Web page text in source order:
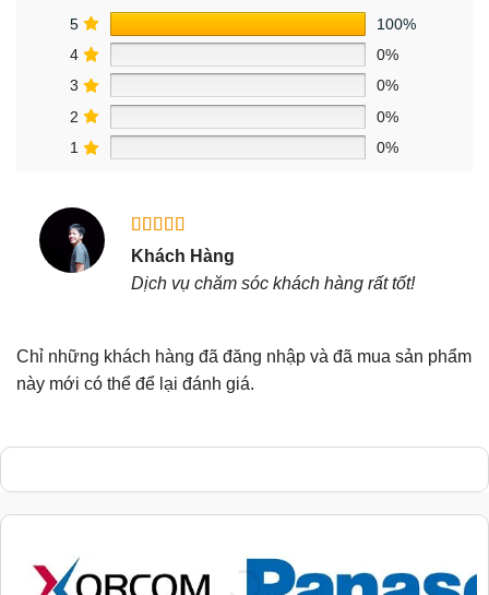
5
100%
4
0%
3
0%
2
0%
1
0%
Được xếp
hạng55
sao
Khách Hàng
Dịch vụ chăm sóc khách hàng rất tốt!
Chỉ những khách hàng đã đăng nhập và đã mua sản phẩm
này mới có thể để lại đánh giá.